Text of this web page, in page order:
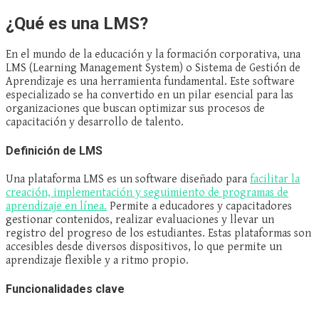
¿Qué es una LMS?
En el mundo de la educación y la formación corporativa, una
LMS (Learning Management System) o Sistema de Gestión de
Aprendizaje es una herramienta fundamental. Este software
especializado se ha convertido en un pilar esencial para las
organizaciones que buscan optimizar sus procesos de
capacitación y desarrollo de talento.
Definición de LMS
Una plataforma LMS es un software diseñado para facilitar la
creación, implementación y seguimiento de programas de
aprendizaje en línea. Permite a educadores y capacitadores
gestionar contenidos, realizar evaluaciones y llevar un
registro del progreso de los estudiantes. Estas plataformas son
accesibles desde diversos dispositivos, lo que permite un
aprendizaje flexible y a ritmo propio.
Funcionalidades clave